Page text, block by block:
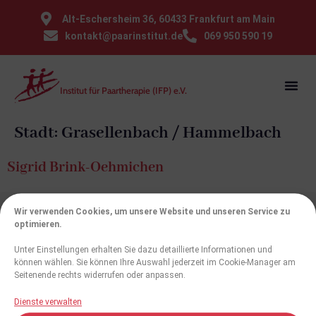
Wir verwenden Cookies, um unsere Website und unseren Service zu
optimieren.
Unter Einstellungen erhalten Sie dazu detaillierte Informationen und
können wählen. Sie können Ihre Auswahl jederzeit im Cookie-Manager am
Seitenende rechts widerrufen oder anpassen.
Dienste verwalten
⁠Alt-Eschersheim 36, 60433 Frankfurt am Main
kontakt@paarinstitut.de
069 950 590 19
Institut für Paartherapie (IFP) e.V.
Stadt: Grasellenbach / Hammelbach
Sigrid Brink-Oehmichen
Institut für
e.V.
Workshops
Curriculum
Satzung
Medien,
Links
Paare
Links